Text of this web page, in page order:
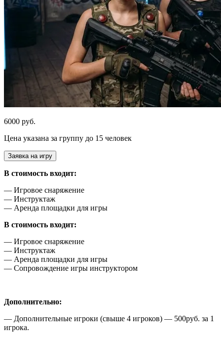
6000 руб.
Цена указана за группу до 15 человек
Заявка на игру
В стоимость входит:
— Игровое снаряжение
— Инструктаж
— Аренда площадки для игры
В стоимость входит:
— Игровое снаряжение
— Инструктаж
— Аренда площадки для игры
— Сопровождение игры инструктором
Дополнительно:
— Дополнительные игроки (свыше 4 игроков) — 500руб. за 1
игрока.